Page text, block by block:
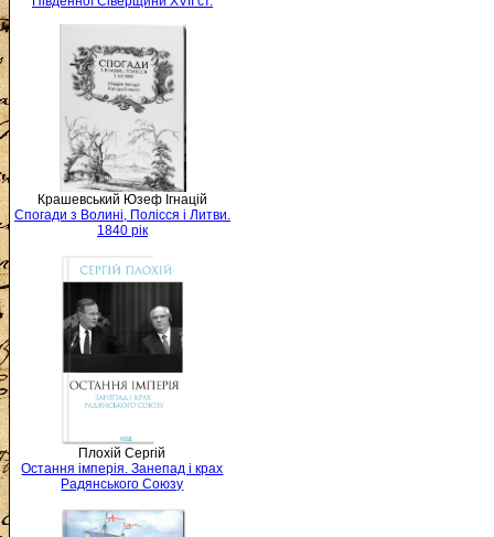
Крашевський Юзеф Ігнацій
Спогади з Волині, Полісся і Литви.
1840 рік
Плохій Сергій
Остання імперія. Занепад і крах
Радянського Союзу